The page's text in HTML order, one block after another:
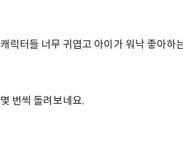
캐릭터들 너무 귀엽고 아이가 워낙 좋아하
몇 번씩 돌려보네요.